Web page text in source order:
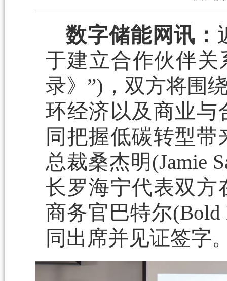
数字储能网讯：
于建立合作伙伴
录》”)，双方将围
环经济以及商业与
同把握低碳转型
总裁桑杰明(Jamie
长罗海宁代表双方
商务官巴特尔
同出席并见证签字